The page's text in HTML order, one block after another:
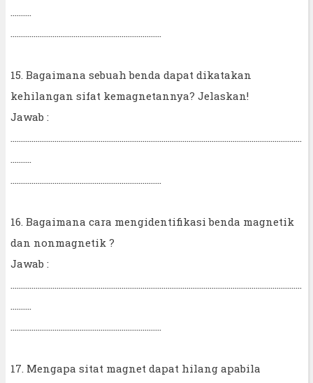
..........
........................................................................
15. Bagaimana sebuah benda dapat dikatakan
kehilangan sifat kemagnetannya? Jelaskan!
Jawab :
...........................................................................................................................................
..........
........................................................................
16. Bagaimana cara mengidentifikasi benda magnetik
dan nonmagnetik ?
Jawab :
...........................................................................................................................................
..........
........................................................................
17. Mengapa sitat magnet dapat hilang apabila